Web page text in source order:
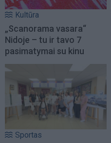
Kultūra
„Scanorama vasara“
Nidoje – tu ir tavo 7
pasimatymai su kinu
Sportas